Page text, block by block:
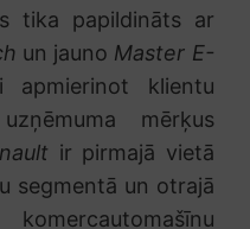
tika papildināts ar
un jauno Master E-
apmierinot klientu
mērķus
ir pirmajā vietā
segmentā un otrajā